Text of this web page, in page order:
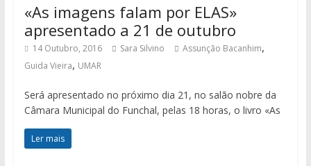
«As imagens falam por ELAS»
apresentado a 21 de outubro
14 Outubro, 2016 Sara Silvino Assunção Bacanhim,
Guida Vieira, UMAR
Será apresentado no próximo dia 21, no salão nobre da
Câmara Municipal do Funchal, pelas 18 horas, o livro «As
Ler mais